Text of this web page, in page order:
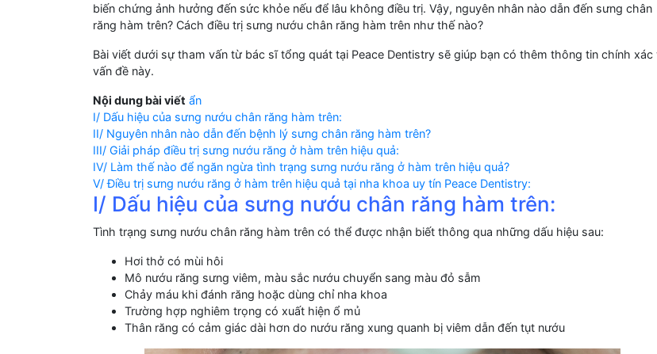
biến chứng ảnh hưởng đến sức khỏe nếu để lâu không điều trị. Vậy, nguyên nhân nào dẫn đến sưng chân
răng hàm trên? Cách điều trị sưng nướu chân răng hàm trên như thế nào?
Bài viết dưới sự tham vấn từ bác sĩ tổng quát tại Peace Dentistry sẽ giúp bạn có thêm thông tin chính xác
vấn đề này.
Nội dung bài viết ẩn
I/ Dấu hiệu của sưng nướu chân răng hàm trên:
II/ Nguyên nhân nào dẫn đến bệnh lý sưng chân răng hàm trên?
III/ Giải pháp điều trị sưng nướu răng ở hàm trên hiệu quả:
IV/ Làm thế nào để ngăn ngừa tình trạng sưng nướu răng ở hàm trên hiệu quả?
V/ Điều trị sưng nướu răng ở hàm trên hiệu quả tại nha khoa uy tín Peace Dentistry:
I/ Dấu hiệu của sưng nướu chân răng hàm trên:
Tình trạng sưng nướu chân răng hàm trên có thể được nhận biết thông qua những dấu hiệu sau:
Hơi thở có mùi hôi
Mô nướu răng sưng viêm, màu sắc nướu chuyển sang màu đỏ sẫm
Chảy máu khi đánh răng hoặc dùng chỉ nha khoa
Trường hợp nghiêm trọng có xuất hiện ổ mủ
Thân răng có cảm giác dài hơn do nướu răng xung quanh bị viêm dẫn đến tụt nướu